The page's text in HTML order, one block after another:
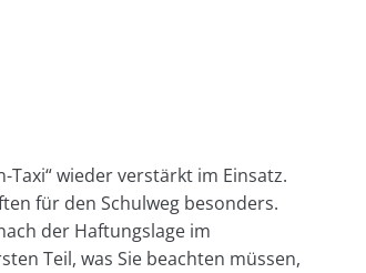
wieder verstärkt im Einsatz.
für den Schulweg besonders.
der Haftungslage im
Teil, was Sie beachten müssen,